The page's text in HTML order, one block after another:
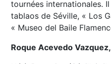
tournées internationales.
tablaos de Séville, « Los
« Museo del Baile
Roque Acevedo Vazquez,